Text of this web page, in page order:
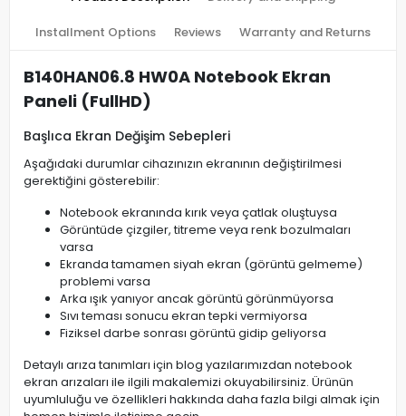
Installment Options Reviews Warranty and Returns
B140HAN06.8 HW0A Notebook Ekran
Paneli (FullHD)
Başlıca Ekran Değişim Sebepleri
Aşağıdaki durumlar cihazınızın ekranının değiştirilmesi
gerektiğini gösterebilir:
Notebook ekranında kırık veya çatlak oluştuysa
Görüntüde çizgiler, titreme veya renk bozulmaları
varsa
Ekranda tamamen siyah ekran (görüntü gelmeme)
problemi varsa
Arka ışık yanıyor ancak görüntü görünmüyorsa
Sıvı teması sonucu ekran tepki vermiyorsa
Fiziksel darbe sonrası görüntü gidip geliyorsa
Detaylı arıza tanımları için blog yazılarımızdan notebook
ekran arızaları ile ilgili makalemizi okuyabilirsiniz. Ürünün
uyumluluğu ve özellikleri hakkında daha fazla bilgi almak için